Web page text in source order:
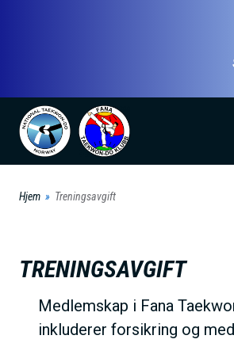
Hjem Treningsavgift
TRENINGSAVGIFT
Medlemskap i Fana
inkluderer forsikring og